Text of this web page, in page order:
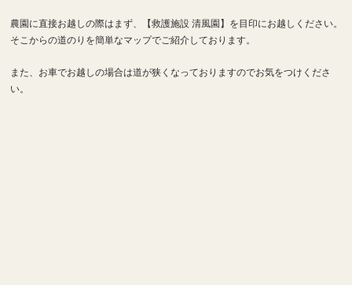
農園に直接お越しの際はまず、【救護施設 清風園】を目印にお越しください。
そこからの道のりを簡単なマップでご紹介しております。
また、お車でお越しの場合は道が狭くなっておりますのでお気をつけくださ
い。